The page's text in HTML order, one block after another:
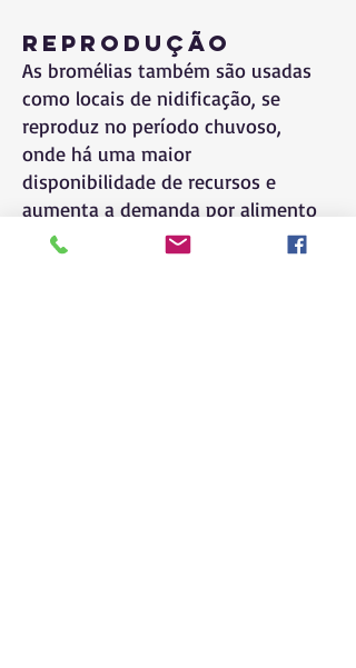
Reprodução
As bromélias também são usadas
como locais de nidificação, se
reproduz no período chuvoso,
onde há uma maior
disponibilidade de recursos e
aumenta a demanda por alimento
com o nascimento dos filhotes.